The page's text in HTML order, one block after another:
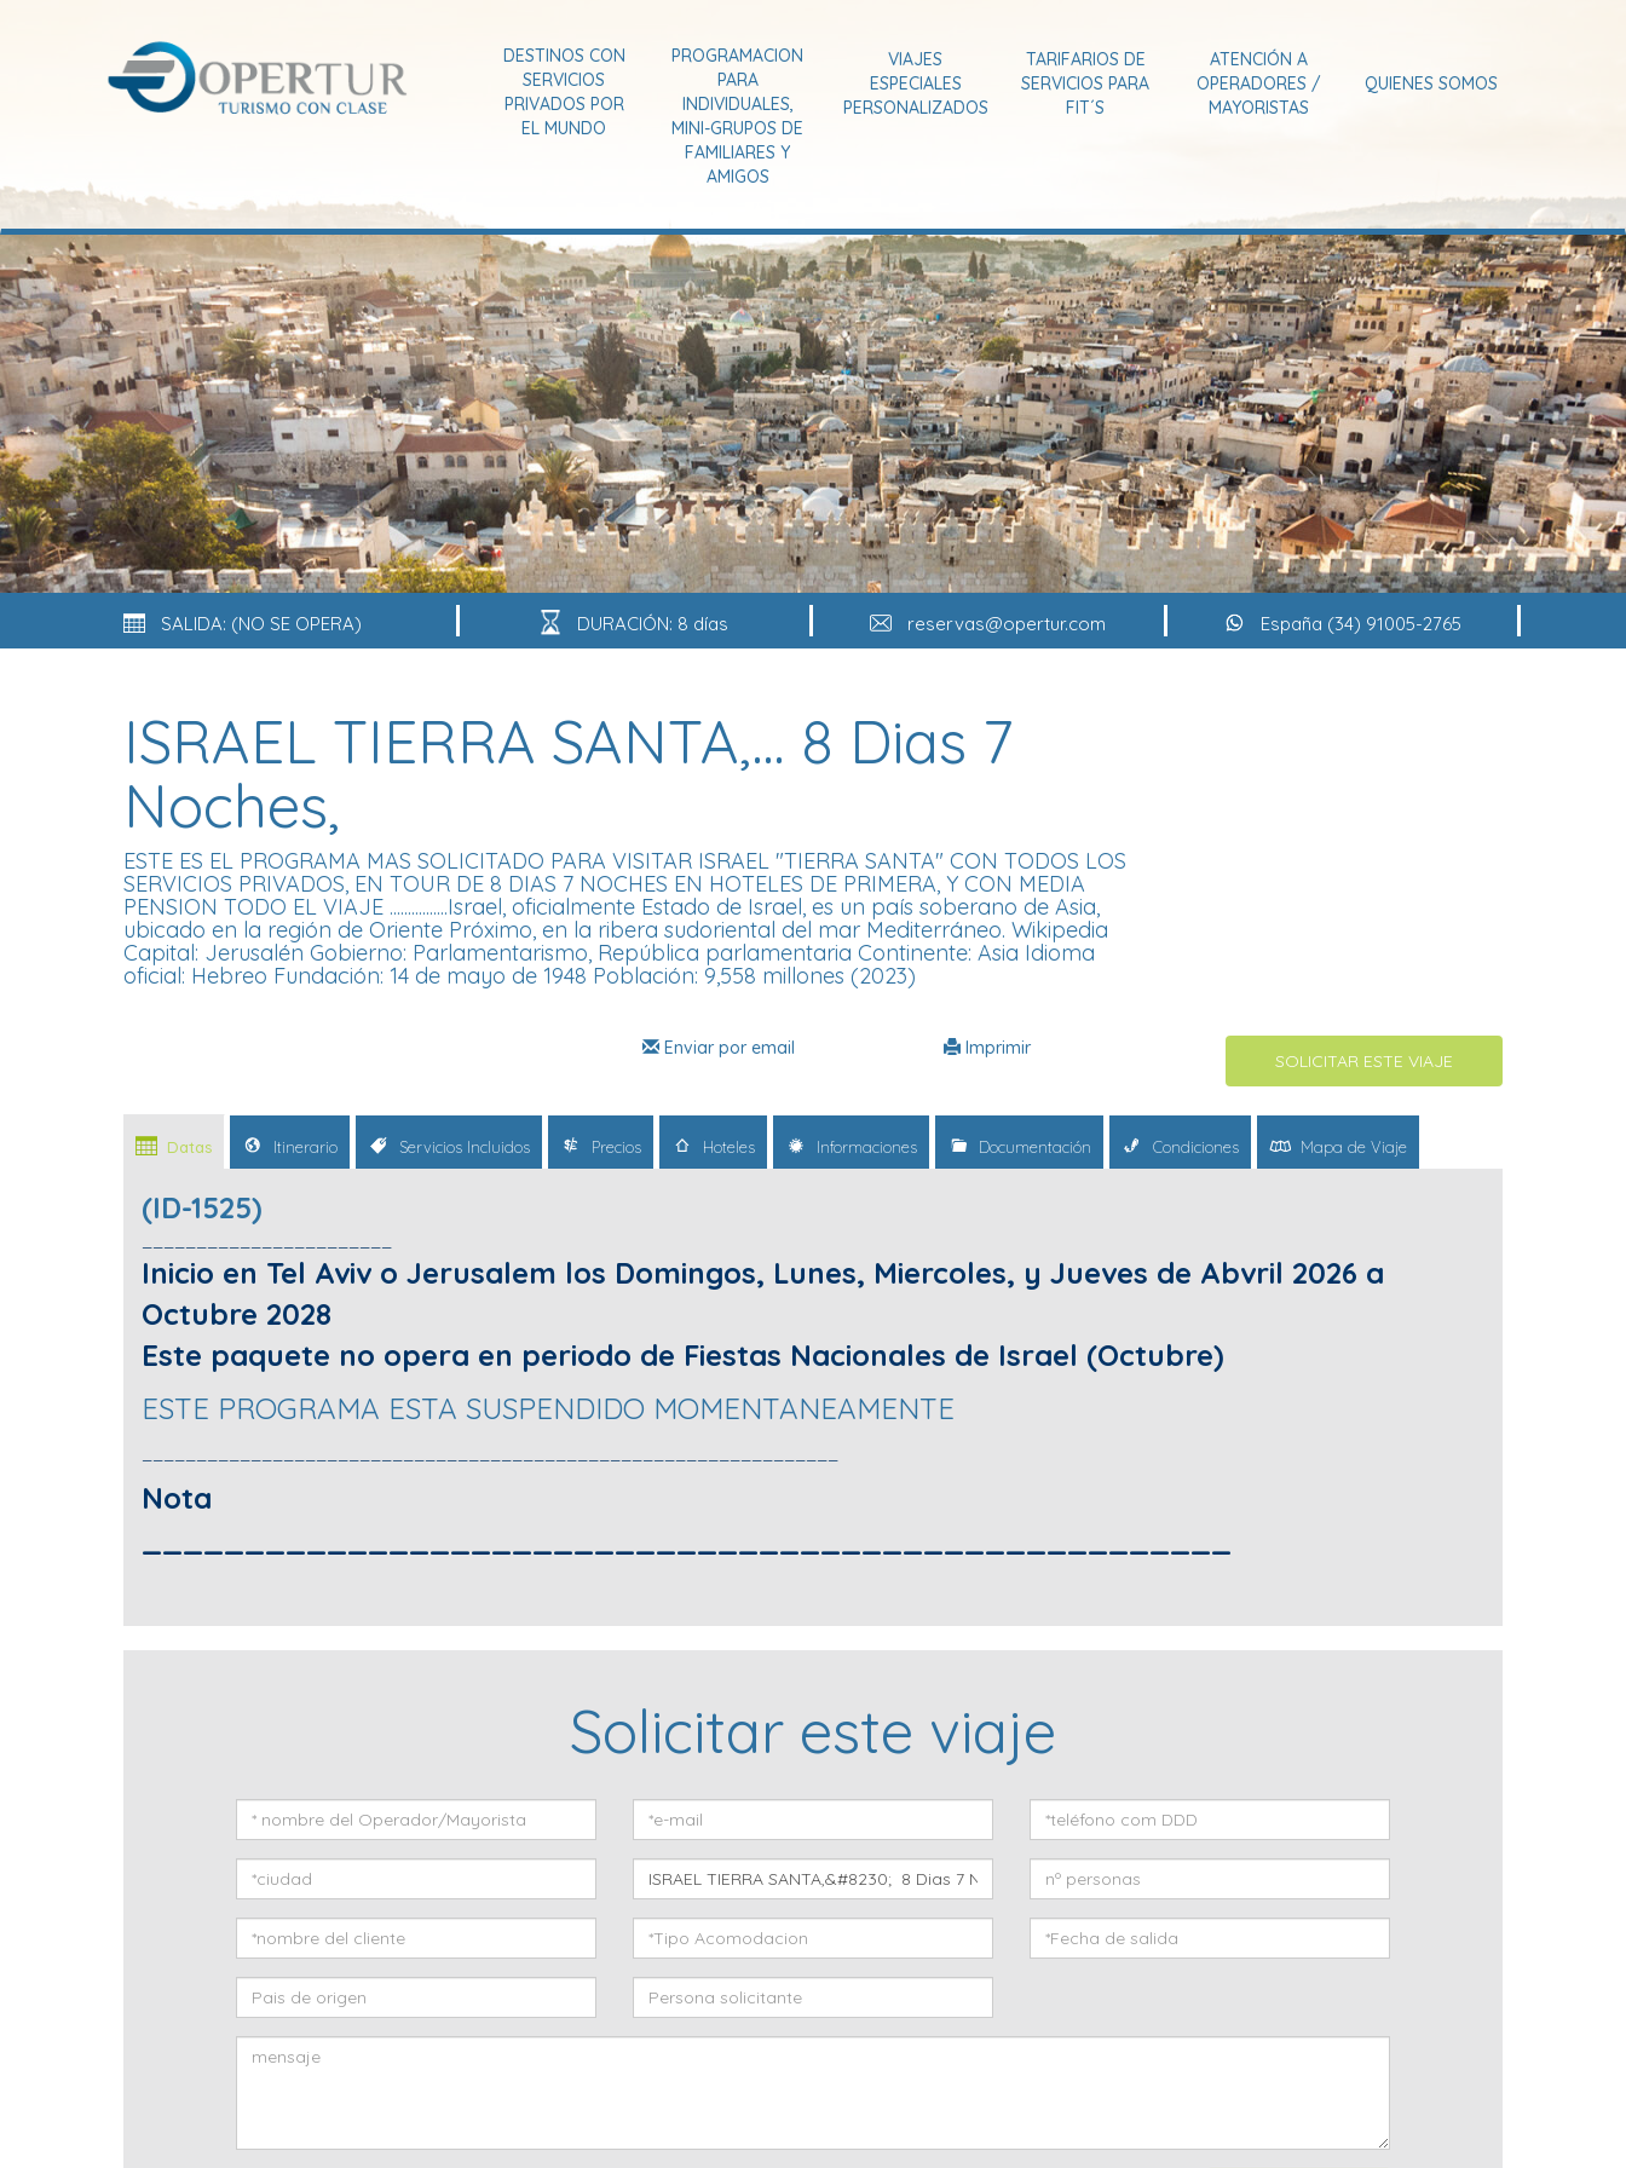
DESTINOS CON
SERVICIOS
PRIVADOS POR
EL MUNDO
PROGRAMACION
PARA
INDIVIDUALES,
MINI-GRUPOS DE
FAMILIARES Y
AMIGOS
VIAJES
ESPECIALES
PERSONALIZADOS
TARIFARIOS DE
SERVICIOS PARA
FIT´S
ATENCIÓN A
OPERADORES /
MAYORISTAS
QUIENES SOMOS
SALIDA: (NO SE OPERA) DURACIÓN: 8 días reservas@opertur.com España (34) 91005-2765
ISRAEL TIERRA SANTA,… 8 Dias 7
Noches,
ESTE ES EL PROGRAMA MAS SOLICITADO PARA VISITAR ISRAEL "TIERRA SANTA" CON TODOS LOS
SERVICIOS PRIVADOS, EN TOUR DE 8 DIAS 7 NOCHES EN HOTELES DE PRIMERA, Y CON MEDIA
PENSION TODO EL VIAJE ................Israel, oficialmente Estado de Israel, es un país soberano de Asia,
ubicado en la región de Oriente Próximo, en la ribera sudoriental del mar Mediterráneo. Wikipedia
Capital: Jerusalén Gobierno: Parlamentarismo, República parlamentaria Continente: Asia Idioma
oficial: Hebreo Fundación: 14 de mayo de 1948 Población: 9,558 millones (2023)
SOLICITAR ESTE VIAJE
Imprimir
Enviar por email
Datas Itinerario Servicios Incluidos Precios Hoteles Informaciones Documentación Condiciones Mapa de Viaje
(ID-1525)
Inicio en Tel Aviv o Jerusalem los Domingos, Lunes, Miercoles, y Jueves de Abvril 2026 a
Octubre 2028
Este paquete no opera en periodo de Fiestas Nacionales de Israel (Octubre)
ESTE PROGRAMA ESTA SUSPENDIDO MOMENTANEAMENTE
Nota
Solicitar este viaje